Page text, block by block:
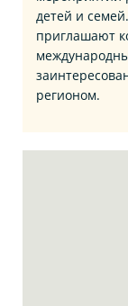
детей и
приглашают
регионом.